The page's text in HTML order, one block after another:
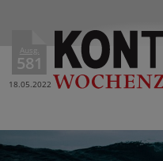
Ausg.
581
18.05.2022